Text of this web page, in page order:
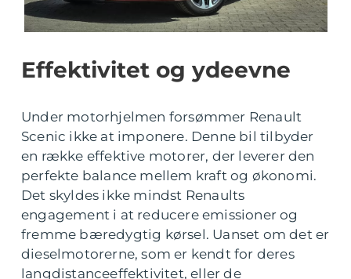
Effektivitet og ydeevne
Under motorhjelmen forsømmer Renault
Scenic ikke at imponere. Denne bil tilbyder
en række effektive motorer, der leverer den
perfekte balance mellem kraft og økonomi.
Det skyldes ikke mindst Renaults
engagement i at reducere emissioner og
fremme bæredygtig kørsel. Uanset om det er
dieselmotorerne, som er kendt for deres
langdistanceeffektivitet, eller de